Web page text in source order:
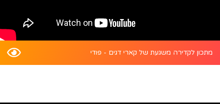
מתכון לקדירה משגעת של קארי דגים - פודי